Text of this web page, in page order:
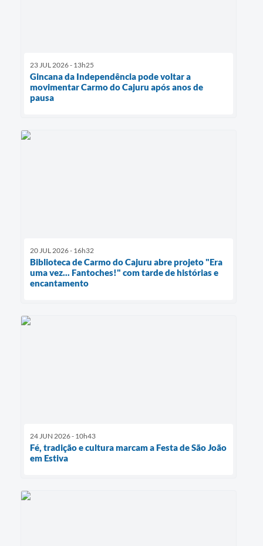
23 JUL 2026 - 13h25
Gincana da Independência pode voltar a
movimentar Carmo do Cajuru após anos de
pausa
20 JUL 2026 - 16h32
Biblioteca de Carmo do Cajuru abre projeto "Era
uma vez... Fantoches!" com tarde de histórias e
encantamento
24 JUN 2026 - 10h43
Fé, tradição e cultura marcam a Festa de São João
em Estiva